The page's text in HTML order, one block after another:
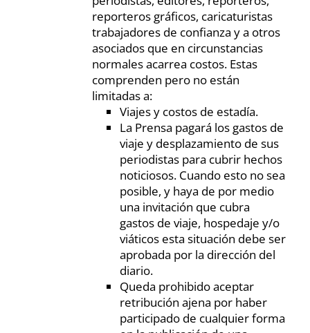
reporteros gráficos, caricaturistas
trabajadores de confianza y a otros
asociados que en circunstancias
normales acarrea costos. Estas
comprenden pero no están
limitadas a:
Viajes y costos de estadía.
La Prensa pagará los gastos de
viaje y desplazamiento de sus
periodistas para cubrir hechos
noticiosos. Cuando esto no sea
posible, y haya de por medio
una invitación que cubra
gastos de viaje, hospedaje y/o
viáticos esta situación debe ser
aprobada por la dirección del
diario.
Queda prohibido aceptar
retribución ajena por haber
participado de cualquier forma